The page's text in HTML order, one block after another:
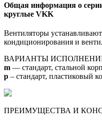
Общая информация о
круглые VKK
Вентиляторы
кондиционирования и
ВАРИАНТЫ
m — стандарт, стальной
p – стандарт, пластиковый
ПРЕИМУЩЕСТВА И